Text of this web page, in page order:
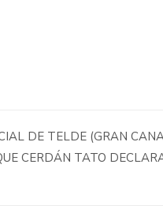
DE TELDE (GRAN
CERDÁN TATO